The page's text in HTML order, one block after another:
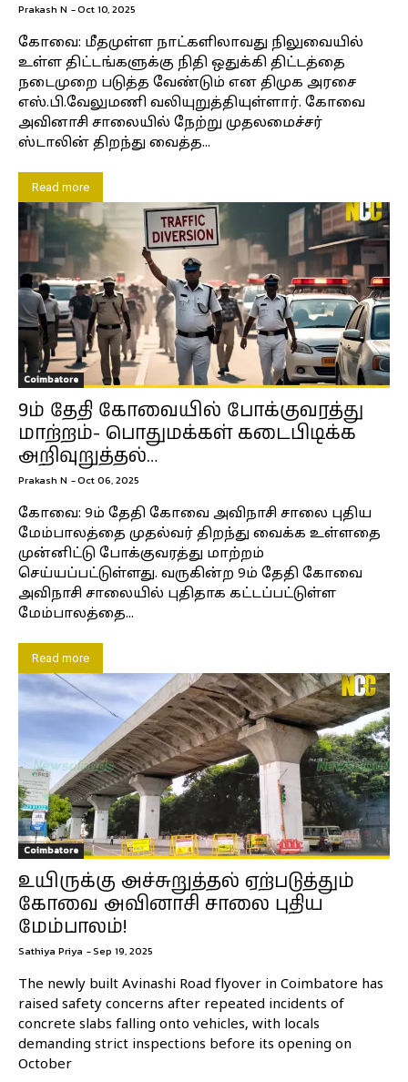
Prakash N -Oct 10, 2025
கோவை: மீதமுள்ள நாட்களிலாவது நிலுவையில்
உள்ள திட்டங்களுக்கு நிதி ஒதுக்கி திட்டத்தை
நடைமுறை படுத்த வேண்டும் என திமுக அரசை
எஸ்.பி.வேலுமணி வலியுறுத்தியுள்ளார். கோவை
அவினாசி சாலையில் நேற்று முதலமைச்சர்
ஸ்டாலின் திறந்து வைத்த...
Read more
Coimbatore
9ம் தேதி கோவையில் போக்குவரத்து
மாற்றம்- பொதுமக்கள் கடைபிடிக்க
அறிவுறுத்தல்…
Prakash N -Oct 06, 2025
கோவை: 9ம் தேதி கோவை அவிநாசி சாலை புதிய
மேம்பாலத்தை முதல்வர் திறந்து வைக்க உள்ளதை
முன்னிட்டு போக்குவரத்து மாற்றம்
செய்யப்பட்டுள்ளது. வருகின்ற 9ம் தேதி கோவை
அவிநாசி சாலையில் புதிதாக கட்டப்பட்டுள்ள
மேம்பாலத்தை...
Read more
Coimbatore
உயிருக்கு அச்சுறுத்தல் ஏற்படுத்தும்
கோவை அவினாசி சாலை புதிய
மேம்பாலம்!
Sathiya Priya -Sep 19, 2025
The newly built Avinashi Road flyover in Coimbatore has
raised safety concerns after repeated incidents of
concrete slabs falling onto vehicles, with locals
demanding strict inspections before its opening on
October